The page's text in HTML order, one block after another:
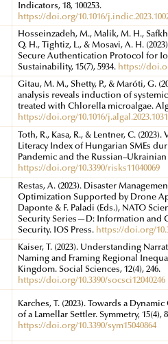
Indicators, 18, 100253.
https://doi.org/10.1016/
Hosseinzadeh, M., Malik, M. H.,
Q. H., Tightiz, L., & Mosavi, A. H.
Secure Authentication Protocol for
Sustainability, 15(7), 5934. https://
Gitau, M. M., Shetty, P., & Maróti, G.
analysis reveals induction of
treated with Chlorella microalgae.
https://doi.org/10.1016/
Toth, R., Kasa, R., & Lentner, C.
Literacy Index of Hungarian SMEs
Pandemic and the Russian–Ukrainian
https://doi.org/10.3390/risks11040069
Restas, A. (2023). Disaster
Optimization Supported by Drone
Daponte & F. Paladi (Eds.), NATO
Security Series—D: Information and
Security. IOS Press. https://doi.org/
Kaiser, T. (2023). Understanding
Naming and Framing Regional
Kingdom. Social Sciences, 12(4), 246.
https://doi.org/10.3390/socsci12040246
Karches, T. (2023). Towards a
of a Lamellar Settler. Symmetry, 15(4),
https://doi.org/10.3390/sym15040864